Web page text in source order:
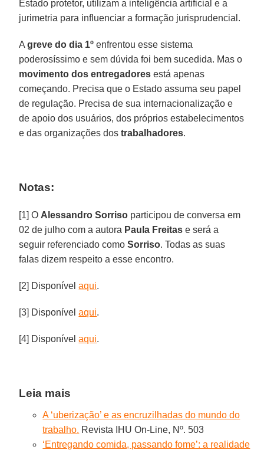
Estado protetor, utilizam a inteligência artificial e a
jurimetria para influenciar a formação jurisprudencial.
Agreve do dia 1º enfrentou esse sistema
poderosíssimo e sem dúvida foi bem sucedida. Mas o
movimento dos entregadores está apenas
começando. Precisa que o Estado assuma seu papel
de regulação. Precisa de sua internacionalização e
de apoio dos usuários, dos próprios estabelecimentos
e das organizações dostrabalhadores.
Notas:
[1] O Alessandro Sorriso participou de conversa em
02 de julho com a autora Paula Freitase será a
seguir referenciado comoSorriso. Todas as suas
falas dizem respeito a esse encontro.
[2] Disponívelaqui.
[3] Disponívelaqui.
[4] Disponívelaqui.
Leia mais
A ‘uberização’ e as encruzilhadas do mundo do
trabalho. Revista IHU On-Line, Nº. 503
‘Entregando comida, passando fome’: a realidade